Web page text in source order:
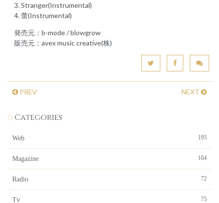
3. Stranger(Instrumental)
4. 蕾(Instrumental)
発売元：b-mode / blowgrow
販売元：avex music creative(株)
PREV NEXT
Categories
Web 195
Magazine 104
Radio 72
Tv 75